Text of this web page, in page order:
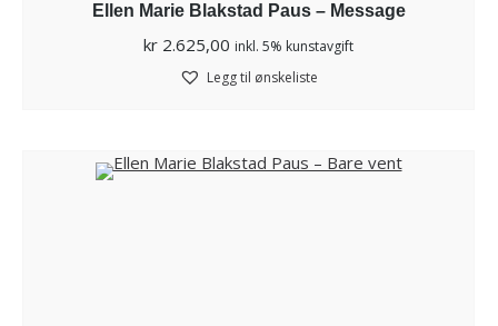
Ellen Marie Blakstad Paus – Message
kr 2.625,00 inkl. 5% kunstavgift
Legg til ønskeliste